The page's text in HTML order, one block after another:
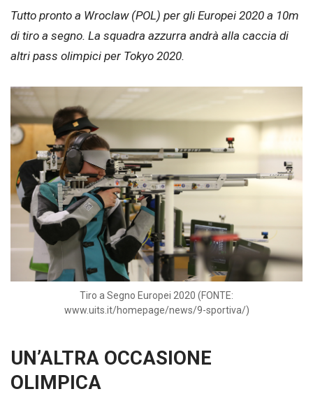
Tutto pronto a Wroclaw (POL) per gli Europei 2020 a 10m
di tiro a segno. La squadra azzurra andrà alla caccia di
altri pass olimpici per Tokyo 2020.
Tiro a Segno Europei 2020 (FONTE:
www.uits.it/homepage/news/9-sportiva/)
UN’ALTRA OCCASIONE
OLIMPICA